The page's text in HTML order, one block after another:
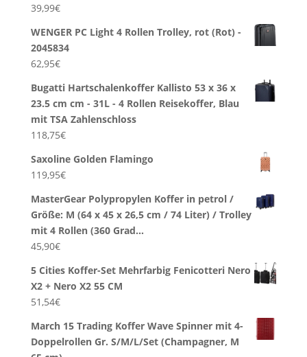
39,99€
WENGER PC Light 4 Rollen Trolley, rot (Rot) -
2045834
62,95€
Bugatti Hartschalenkoffer Kallisto 53 x 36 x
23.5 cm cm - 31L - 4 Rollen Reisekoffer, Blau
mit TSA Zahlenschloss
118,75€
Saxoline Golden Flamingo
119,95€
MasterGear Polypropylen Koffer in petrol /
Größe: M (64 x 45 x 26,5 cm / 74 Liter) / Trolley
mit 4 Rollen (360 Grad…
45,90€
5 Cities Koffer-Set Mehrfarbig Fenicotteri Nero
X2 + Nero X2 55 CM
51,54€
March 15 Trading Koffer Wave Spinner mit 4-
Doppelrollen Gr. S/M/L/Set (Champagner, M